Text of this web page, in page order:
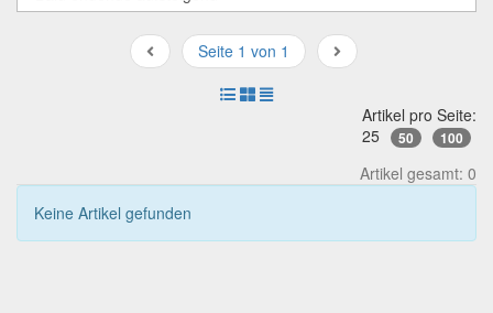
Seite 1 von 1
Artikel pro Seite:
25
50 100
Artikel gesamt: 0
Keine Artikel gefunden